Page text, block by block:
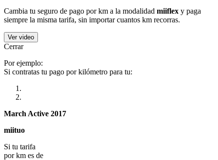
Cambia tu seguro de pago por km a la modalidad miiflex y paga
siempre la misma tarifa, sin importar cuantos km recorras.
Ver video
Cerrar
Por ejemplo:
Si contratas tu pago por kilómetro para tu:
March Active 2017
miituo
Si tu tarifa
por km es de